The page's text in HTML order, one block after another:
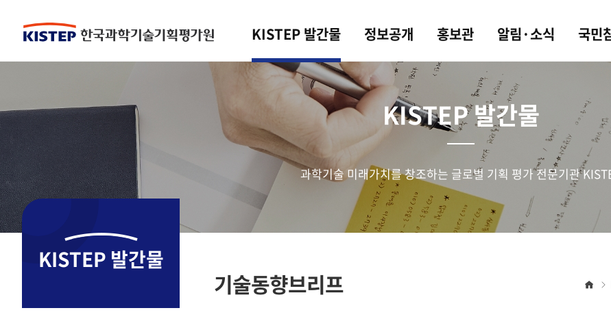
KISTEP 발간물 정보공개 홍보관 알림·소식 국민
KISTEP 발간물
과학기술 미래가치를 창조하는 글로벌 기획 평가 전문기관
KISTEP 발간물
기술동향브리프 홈